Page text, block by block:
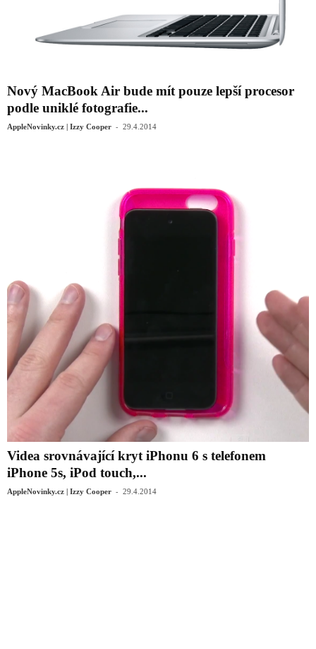
Nový MacBook Air bude mít pouze lepší procesor
podle uniklé fotografie...
AppleNovinky.cz | Izzy Cooper - 29.4.2014
Videa srovnávající kryt iPhonu 6 s telefonem
iPhone 5s, iPod touch,...
AppleNovinky.cz | Izzy Cooper - 29.4.2014